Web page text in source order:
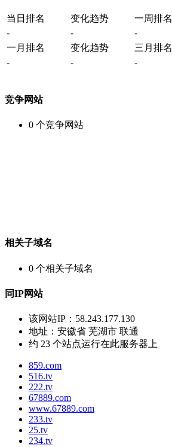
当日排名 变化趋势 一周排名
-
- -
一月排名
变化趋势 三月排名
-
- -
竞争网站
0 个竞争网站
相关子域名
0 个相关子域名
同IP网站
该网站IP： 58.243.177.130
地址： 安徽省 芜湖市 联通
约 23 个站点运行在此服务器上
859.com
516.tv
222.tv
67889.com
www.67889.com
233.tv
25.tv
234.tv